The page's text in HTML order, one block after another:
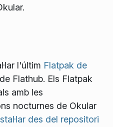
l'últim Flatpak de
Flathub. Els Flatpak
amb les
nocturnes de Okular
des del repositori